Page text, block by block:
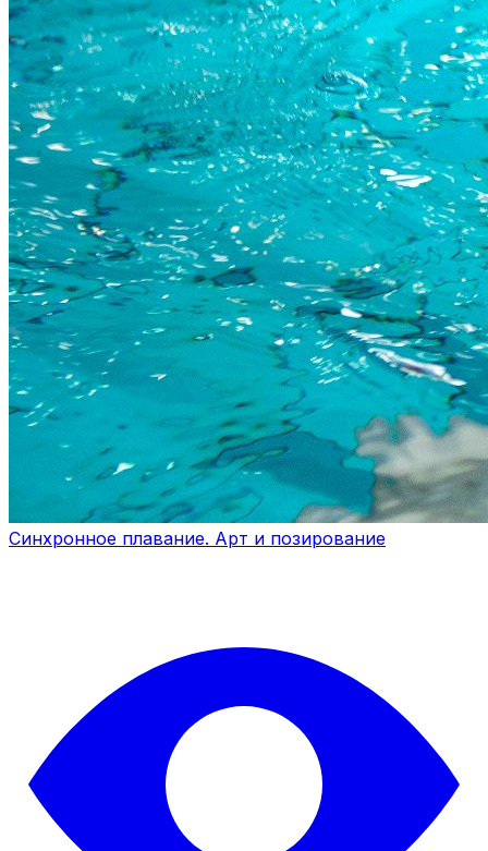
Синхронное плавание. Арт и позирование